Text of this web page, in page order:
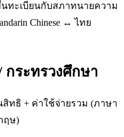
นทะเบียนกับสภาทนายความ
Chinese ↔ ไทย
ระทรวงศึกษา
นสิทธิ + ค่าใช้จ่ายรวม (ภาษา
ฤษ)